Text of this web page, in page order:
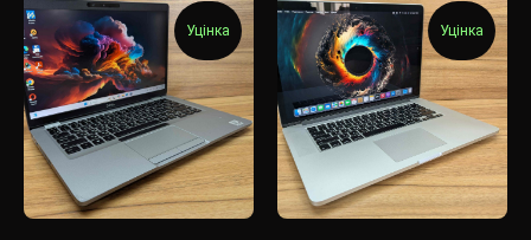
Уцінка Уцінка